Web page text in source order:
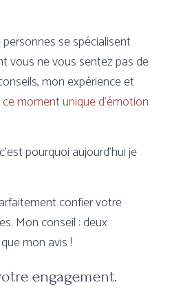
se spécialisent
vous ne vous sentez pas de
mon expérience et
ce moment unique d’émotion
pourquoi aujourd’hui je
confier votre
Mon conseil : deux
mon avis !
engagement.